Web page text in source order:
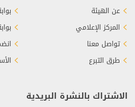
عن الهيئة
المركز الإعلامي
تواصل معنا
طرق التبرع
الاشتراك بالنشرة البريدية